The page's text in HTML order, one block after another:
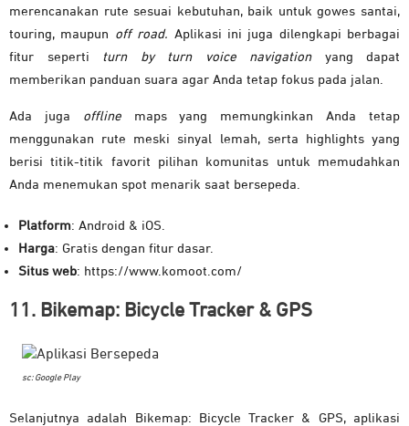
merencanakan rute sesuai kebutuhan, baik untuk gowes santai,
touring, maupun off road. Aplikasi ini juga dilengkapi berbagai
fitur seperti turn by turn voice navigationyang dapat
memberikan panduan suara agar Anda tetap fokus pada jalan.
Ada juga offlinemaps yang memungkinkan Anda tetap
menggunakan rute meski sinyal lemah, serta highlights yang
berisi titik-titik favorit pilihan komunitas untuk memudahkan
Anda menemukan spot menarik saat bersepeda.
Platform: Android & iOS.
Harga: Gratis dengan fitur dasar.
Situs web: https://www.komoot.com/
11. Bikemap: Bicycle Tracker & GPS
sc: Google Play
Selanjutnya adalah Bikemap: Bicycle Tracker & GPS, aplikasi